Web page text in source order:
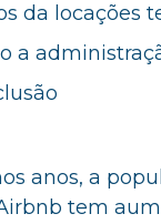
da locações
a
anos, a
tem